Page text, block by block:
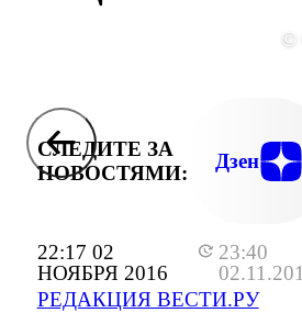
22:17 02
НОЯБРЯ 2016
23:40
РЕДАКЦИЯ ВЕСТИ.РУ
©
СЛЕДИТЕ ЗА
НОВОСТЯМИ:
Дзен